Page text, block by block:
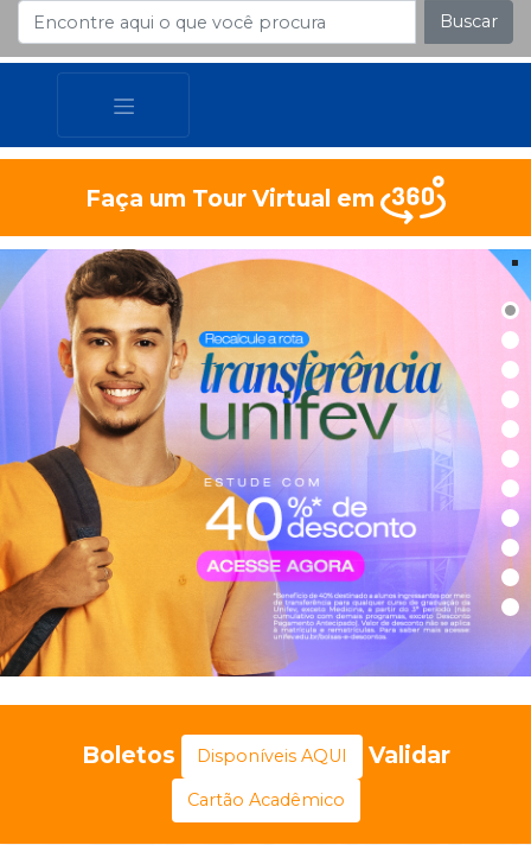
Buscar
Faça um Tour Virtual em
Boletos Disponíveis AQUI Validar
Cartão Acadêmico